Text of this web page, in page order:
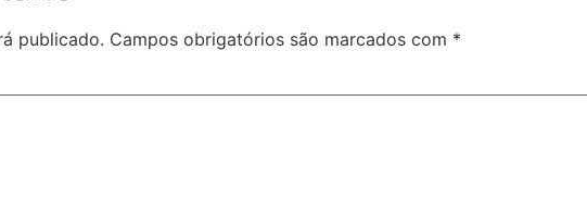
publicado. Campos obrigatórios são marcados com *